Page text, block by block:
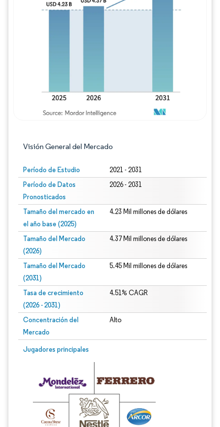
Visión General del Mercado
Período de Estudio 2021 - 2031
Período de Datos
Pronosticados
2026 - 2031
Tamaño del mercado en
el año base (2025)
4.23 Mil millones de dólares
Tamaño del Mercado
(2026)
4.37 Mil millones de dólares
Tamaño del Mercado
(2031)
5.45 Mil millones de dólares
Tasa de crecimiento
(2026 - 2031)
4.51% CAGR
Concentración del
Mercado
Alto
Jugadores principales
Imagen © Mordor Intelligence. El uso requiere atribución según CC BY 4.0.